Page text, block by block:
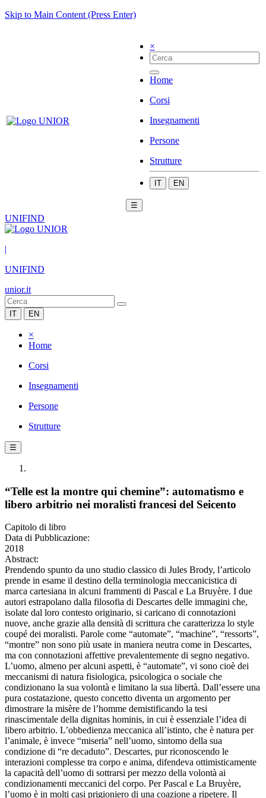
Skip to Main Content (Press Enter)
×
Home
Corsi
Insegnamenti
Persone
Strutture
IT EN
☰
UNIFIND
|
UNIFIND
unior.it
IT EN
×
Home
Corsi
Insegnamenti
Persone
Strutture
☰
“Telle est la montre qui chemine”: automatismo e
libero arbitrio nei moralisti francesi del Seicento
Capitolo di libro
Data di Pubblicazione:
2018
Abstract:
Prendendo spunto da uno studio classico di Jules Brody, l’articolo
prende in esame il destino della terminologia meccanicistica di
marca cartesiana in alcuni frammenti di Pascal e La Bruyère. I due
autori estrapolano dalla filosofia di Descartes delle immagini che,
isolate dal loro contesto originario, si caricano di connotazioni
nuove, anche grazie alla densità di scrittura che caratterizza lo style
coupé dei moralisti. Parole come “automate”, “machine”, “ressorts”,
“montre” non sono più usate in maniera neutra come in Descartes,
ma con connotazioni affettive prevalentemente di segno negativo.
L’uomo, almeno per alcuni aspetti, è “automate”, vi sono cioè dei
meccanismi di natura fisiologica, psicologica o sociale che
condizionano la sua volontà e limitano la sua libertà. Dall’essere una
pura costatazione, questo concetto diventa un argomento per
dimostrare la misère de l’homme demistificando la tesi
rinascimentale della dignitas hominis, in cui è essenziale l’idea di
libero arbitrio. L’obbedienza meccanica all’istinto, che è natura per
l’animale, è invece “miseria” nell’uomo, sintomo della sua
condizione di “re decaduto”. Descartes, pur riconoscendo le
interazioni complesse tra corpo e anima, difendeva ottimisticamente
la capacità dell’uomo di sottrarsi per mezzo della volontà ai
condizionamenti meccanici del corpo. Per Pascal e La Bruyère,
l’uomo è in molti casi prigioniero di una coazione a ripetere. Il